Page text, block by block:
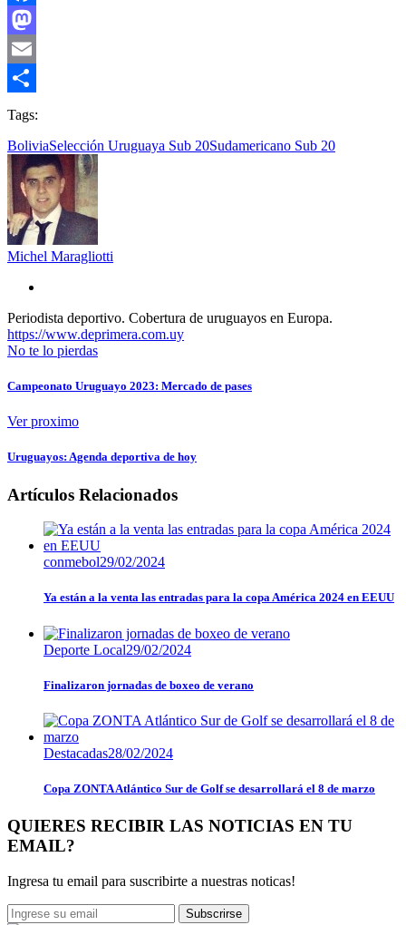
Facebook
Mastodon
Email
Compartir
Tags:
BoliviaSelección Uruguaya Sub 20Sudamericano Sub 20
Michel Maragliotti
Periodista deportivo. Cobertura de uruguayos en Europa.
https://www.deprimera.com.uy
No te lo pierdas
Campeonato Uruguayo 2023: Mercado de pases
Ver proximo
Uruguayos: Agenda deportiva de hoy
Artículos Relacionados
conmebol29/02/2024
Ya están a la venta las entradas para la copa América 2024 en EEUU
Deporte Local29/02/2024
Finalizaron jornadas de boxeo de verano
Destacadas28/02/2024
Copa ZONTA Atlántico Sur de Golf se desarrollará el 8 de marzo
QUIERES RECIBIR LAS NOTICIAS EN TU
EMAIL?
Ingresa tu email para suscribirte a nuestras noticas!
Subscrirse